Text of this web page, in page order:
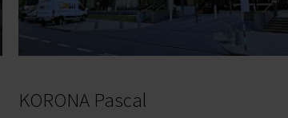
KORONA Pascal